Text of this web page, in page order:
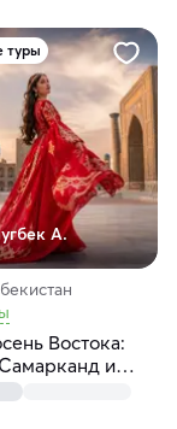
туры
А.
Востока:
и